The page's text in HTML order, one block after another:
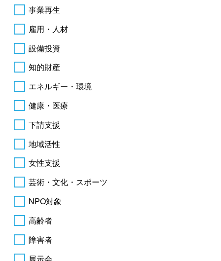
事業再生
雇用・人材
設備投資
知的財産
エネルギー・環境
健康・医療
下請支援
地域活性
女性支援
芸術・文化・スポーツ
NPO対象
高齢者
障害者
展示会